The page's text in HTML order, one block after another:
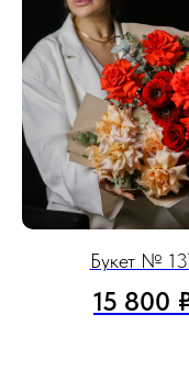
Букет №
15 800